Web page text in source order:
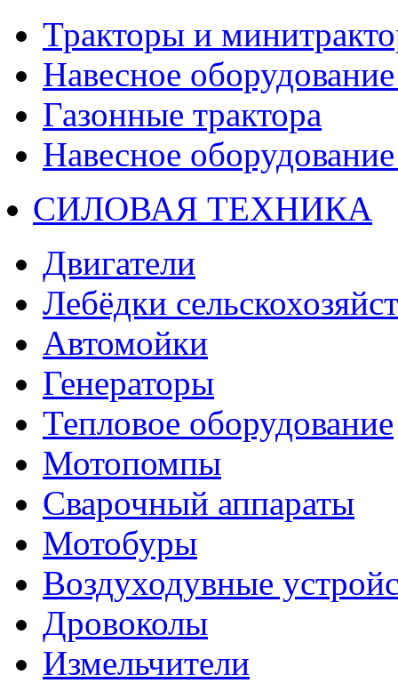
Тракторы и
Навесное
Газонные трактора
Навесное
СИЛОВАЯ ТЕХНИКА
Двигатели
Лебёдки
Автомойки
Генераторы
Тепловое оборудование
Мотопомпы
Сварочный аппараты
Мотобуры
Воздуходувные
Дровоколы
Измельчители